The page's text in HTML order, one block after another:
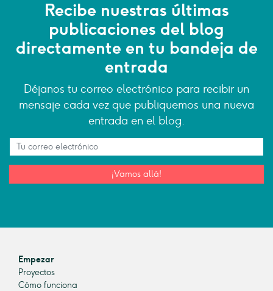
Recibe nuestras últimas
publicaciones del blog
directamente en tu bandeja de
entrada
Déjanos tu correo electrónico para recibir un
mensaje cada vez que publiquemos una nueva
entrada en el blog.
¡Vamos allá!
Empezar
Proyectos
Cómo funciona